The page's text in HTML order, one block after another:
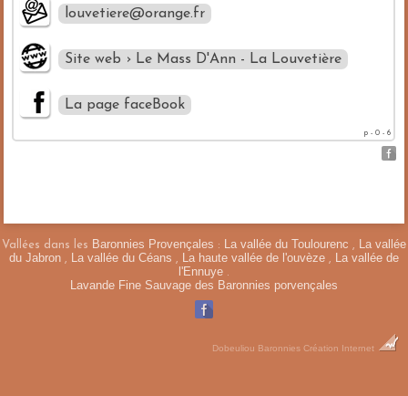
louvetiere@orange.fr
Site web › Le Mass D'Ann - La Louvetière
La page faceBook
p - 0 - 6
Vallées dans les Baronnies Provençales : La vallée du Toulourenc , La vallée
du Jabron , La vallée du Céans , La haute vallée de l'ouvèze , La vallée de
l'Ennuye .
Lavande Fine Sauvage des Baronnies porvençales
Dobeuliou Baronnies Création Internet